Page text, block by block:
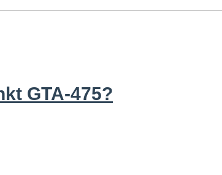
GTA-475?